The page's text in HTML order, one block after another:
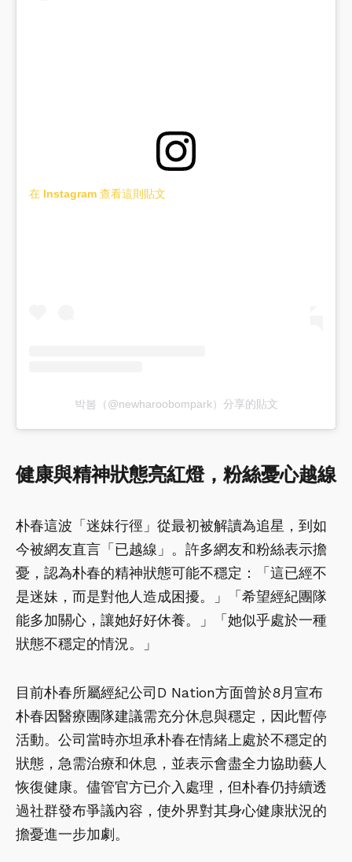
在 Instagram 查看這則貼文
박봄（@newharoobompark）分享的貼文
健康與精神狀態亮紅燈，粉絲憂心越線
朴春這波「迷妹行徑」從最初被解讀為追星，到如
今被網友直言「已越線」。許多網友和粉絲表示擔
憂，認為朴春的精神狀態可能不穩定：「這已經不
是迷妹，而是對他人造成困擾。」「希望經紀團隊
能多加關心，讓她好好休養。」「她似乎處於一種
狀態不穩定的情況。」
目前朴春所屬經紀公司D Nation方面曾於8月宣布
朴春因醫療團隊建議需充分休息與穩定，因此暫停
活動。公司當時亦坦承朴春在情緒上處於不穩定的
狀態，急需治療和休息，並表示會盡全力協助藝人
恢復健康。儘管官方已介入處理，但朴春仍持續透
過社群發布爭議內容，使外界對其身心健康狀況的
擔憂進一步加劇。